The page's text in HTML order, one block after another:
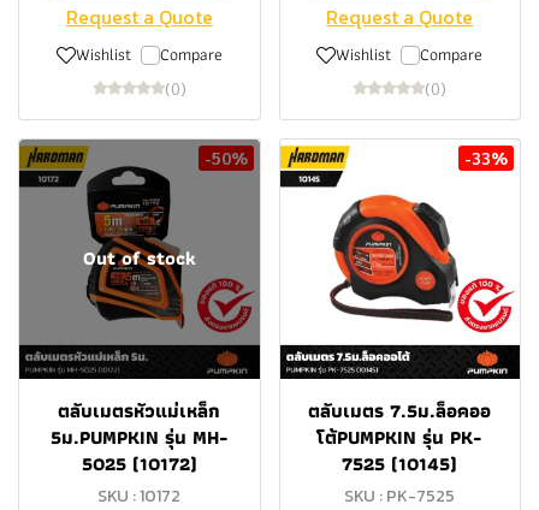
Request a Quote
Wishlist Compare
(0)
Request a Quote
Wishlist Compare
(0)
-50%
Out of stock
ตลับเมตรหัวแม่เหล็ก
5ม.PUMPKIN รุ่น MH-
5025 (10172)
SKU : 10172
-33%
ตลับเมตร 7.5ม.ล็อคออ
โต้PUMPKIN รุ่น PK-
7525 (10145)
SKU : PK-7525